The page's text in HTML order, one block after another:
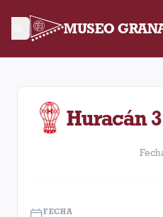
MUSEO
Fecha 13. Partido entre
Huracán
FECHA